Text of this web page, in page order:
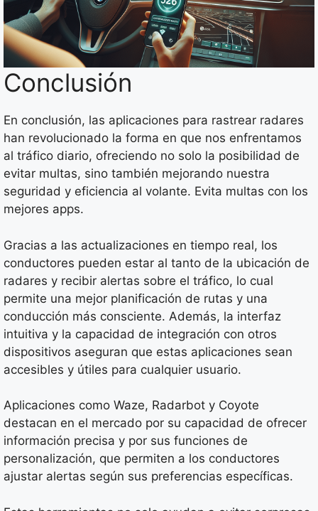
Conclusión
En conclusión, las aplicaciones para rastrear radares
han revolucionado la forma en que nos enfrentamos
al tráfico diario, ofreciendo no solo la posibilidad de
evitar multas, sino también mejorando nuestra
seguridad y eficiencia al volante. Evita multas con los
mejores apps.
Gracias a las actualizaciones en tiempo real, los
conductores pueden estar al tanto de la ubicación de
radares y recibir alertas sobre el tráfico, lo cual
permite una mejor planificación de rutas y una
conducción más consciente. Además, la interfaz
intuitiva y la capacidad de integración con otros
dispositivos aseguran que estas aplicaciones sean
accesibles y útiles para cualquier usuario.
Aplicaciones como Waze, Radarbot y Coyote
destacan en el mercado por su capacidad de ofrecer
información precisa y por sus funciones de
personalización, que permiten a los conductores
ajustar alertas según sus preferencias específicas.